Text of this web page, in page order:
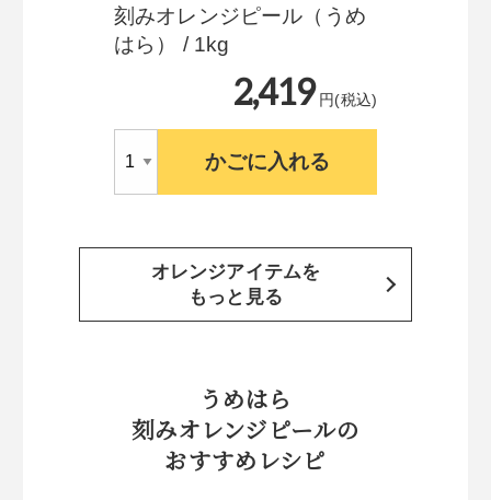
刻みオレンジピール（うめ
はら） / 1kg
2,419 円(税込)
かごに入れる
オレンジアイテムを
もっと見る
うめはら
刻みオレンジピールの
おすすめレシピ